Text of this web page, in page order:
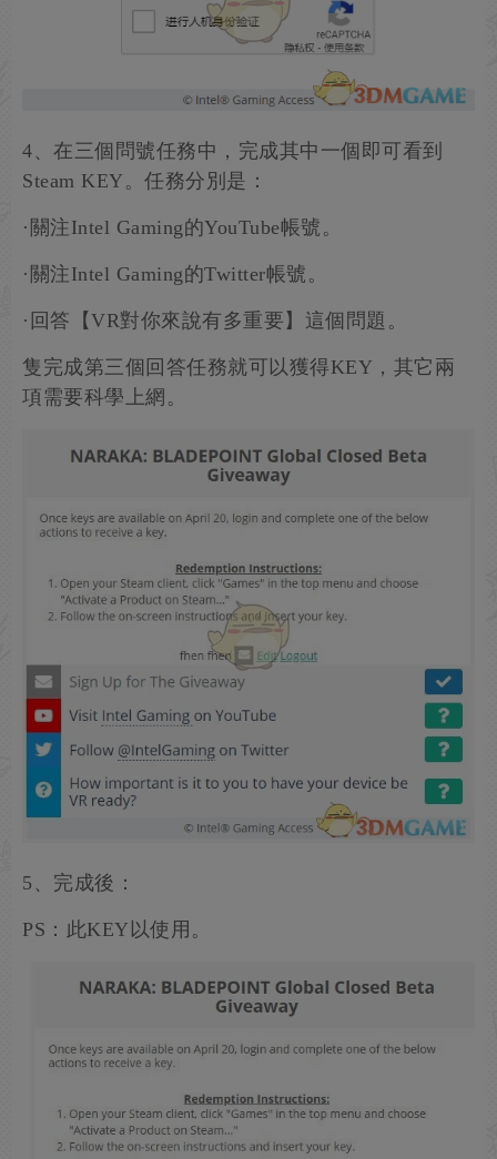
4、在三個問號任務中，完成其中一個即可看到
Steam KEY。任務分別是：
·關注Intel Gaming的YouTube帳號。
·關注Intel Gaming的Twitter帳號。
·回答【VR對你來說有多重要】這個問題。
隻完成第三個回答任務就可以獲得KEY，其它兩
項需要科學上網。
5、完成後：
PS：此KEY以使用。